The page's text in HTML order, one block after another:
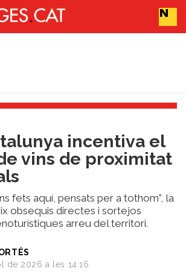
incentiva el
vins de proximitat
fets aquí, pensats per a tothom”, la
obsequis directes i sortejos
arreu del territori.
de 2026 a les 14:16